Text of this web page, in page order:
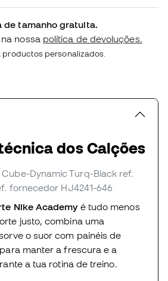
de tamanho gratuita.
nossa política de devoluções.
productos personalizados.
dos Calções
Dynamic Turq-Black ref.
fornecedor HJ4241-646
Nike Academy é tudo menos
justo, combina uma
o suor com painéis de
manter a frescura e a
a tua rotina de treino.